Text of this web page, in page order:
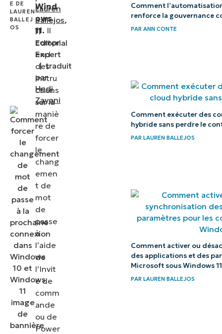
Lauren
Ballejos,
IT
Editorial
Expert
|traduit
par
Hedi
Zayani
modifier
de passe
Résolution
des
problèmes
courants
gestion
de la
sécurité
10/11
la sécurité
des mots
Wind
ows
11. Il
compr
end
des
instru
ctions
sur la
maniè
re de
forcer
le
chang
emen
t de
mot
de
passe
à
l’aide
de
l’Invit
e de
comm
ande
ou de
Power
Comment
renforce la gouvernance
PAR ANN CONTE
Comment exécuter des
hybride sans perdre le
PAR LAUREN BALLEJOS
Comment activer ou
des applications et des
Microsoft sous Windows 11
PAR LAUREN BALLEJOS